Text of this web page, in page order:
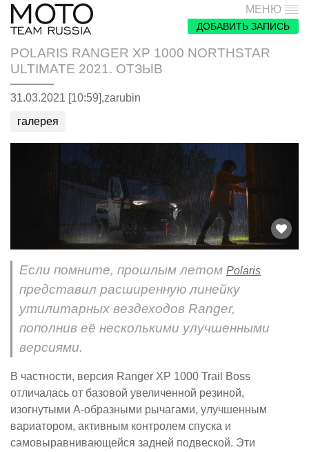
МЕНЮ
ДОБАВИТЬ ЗАПИСЬ
POLARIS RANGER XP 1000 NORTHSTAR
ULTIMATE 2021. ОТЗЫВ
31.03.2021 [10:59],zarubin
галерея
Если помните, прошлым летом Polaris
представил расширенную линейку
утилитарных вездеходов Ranger,
пополнив её несколькими улучшенными
версиями.
В частности, версия Ranger XP 1000 Trail Boss
отличалась от базовой увеличенной резиной,
изогнутыми А-образными рычагами, улучшенным
вариатором, активным контролем спуска и
самовыравнивающейся задней подвеской. Эти